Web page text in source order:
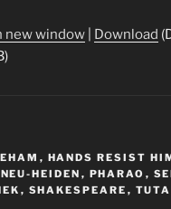
new window Download
, HANDS RESIST
NEU-HEIDEN , PHARAO ,
, SHAKESPEARE ,